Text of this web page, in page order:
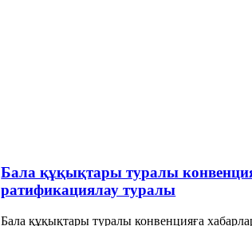
Бала құқықтары туралы
ратификациялау туралы
Бала құқықтары туралы конвенцияға